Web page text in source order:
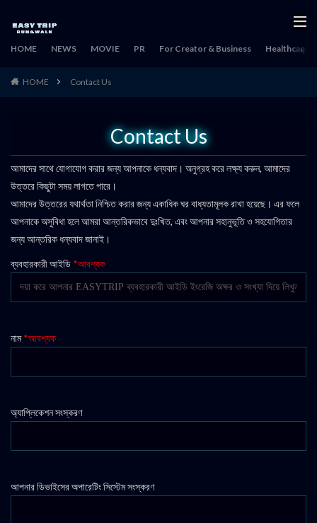
HOME NEWS MOVIE PR For Creator & Business Healthcare
HOME Contact Us
Contact Us
আমাদের সাথে যোগাযোগ করার জন্য আপনাকে ধন্যবাদ। অনুগ্রহ করে লক্ষ্য করুন, আমাদের
উত্তরে কিছুটা সময় লাগতে পারে।
আমাদের উত্তরের যথার্থতা নিশ্চিত করার জন্য একাধিক ঘর বাধ্যতামূলক রাখা হয়েছে। এর ফলে
আপনাকে অসুবিধা হলে আমরা আন্তরিকভাবে দুঃখিত, এবং আপনার সহানুভূতি ও সহযোগিতার
জন্য আন্তরিক ধন্যবাদ জানাই।
ব্যবহারকারী আইডি *আবশ্যক
নাম*আবশ্যক
অ্যাপ্লিকেশন সংস্করণ
আপনার ডিভাইসের অপারেটিং সিস্টেম সংস্করণ